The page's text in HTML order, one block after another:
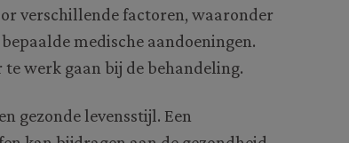
verschillende factoren, waaronder
medische aandoeningen.
werk gaan bij de behandeling.
gezonde levensstijl. Een